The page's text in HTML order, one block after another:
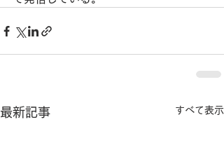
最新記事 すべて表示